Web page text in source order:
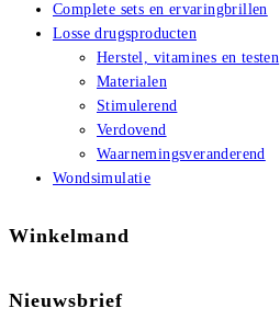
Complete sets en ervaringbrillen
Losse drugsproducten
Herstel, vitamines en testen
Materialen
Stimulerend
Verdovend
Waarnemingsveranderend
Wondsimulatie
Winkelmand
Nieuwsbrief